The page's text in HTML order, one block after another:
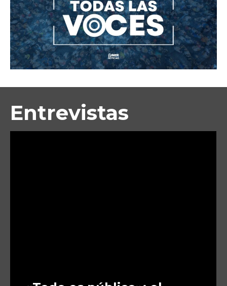
Entrevistas